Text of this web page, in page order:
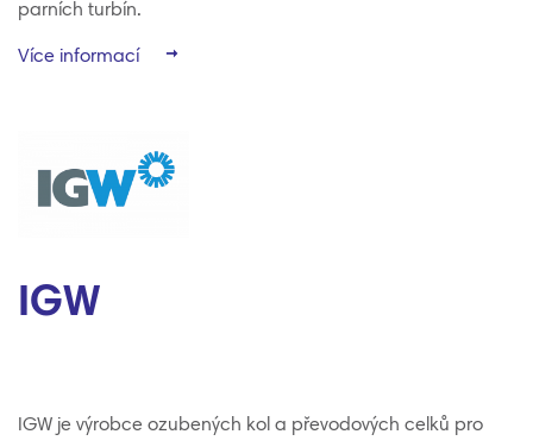
parních turbín.
Více informací
IGW
IGW je výrobce ozubených kol a převodových celků pro